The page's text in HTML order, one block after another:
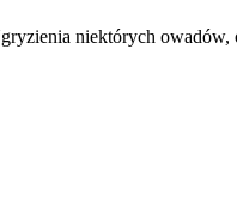
niektórych